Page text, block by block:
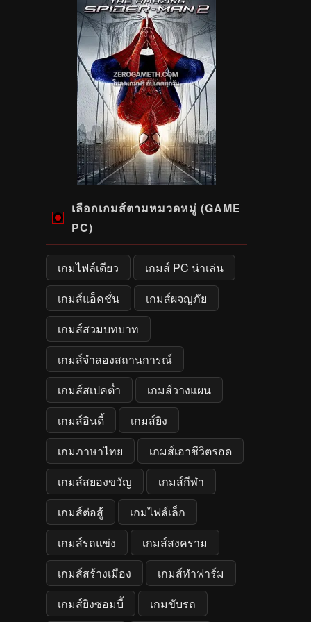
เลือกเกมส์ตามหมวดหมู่ (GAME
PC)
เกมไฟล์เดียว
เกมส์ PC น่าเล่น
เกมส์แอ็คชั่น
เกมส์ผจญภัย
เกมส์สวมบทบาท
เกมส์จำลองสถานการณ์
เกมส์สเปคต่ำ
เกมส์วางแผน
เกมส์อินดี้
เกมส์ยิง
เกมภาษาไทย
เกมส์เอาชีวิตรอด
เกมส์สยองขวัญ
เกมส์กีฬา
เกมส์ต่อสู้
เกมไฟล์เล็ก
เกมส์รถแข่ง
เกมส์สงคราม
เกมส์สร้างเมือง
เกมส์ทำฟาร์ม
เกมส์ยิงซอมบี้
เกมขับรถ